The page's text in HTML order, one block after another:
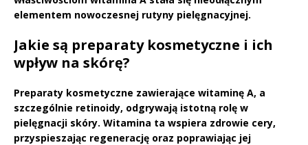
elementem nowoczesnej rutyny pielęgnacyjnej.
Jakie są preparaty kosmetyczne i ich
wpływ na skórę?
Preparaty kosmetyczne zawierające witaminę A, a
szczególnie retinoidy, odgrywają istotną rolę w
pielęgnacji skóry. Witamina ta wspiera zdrowie cery,
przyspieszając regenerację oraz poprawiając jej